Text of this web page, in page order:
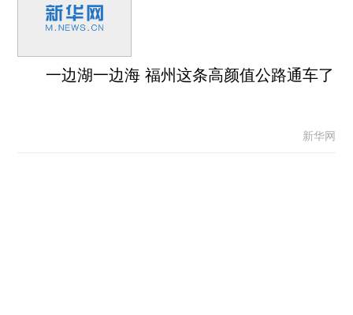
一边湖一边海 福州这条高颜值公路通车了
新华网